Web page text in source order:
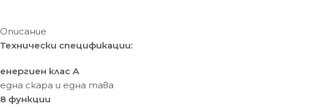
Описание
Технически спецификации:
енергиен клас А
една скара и една тава
8 функции